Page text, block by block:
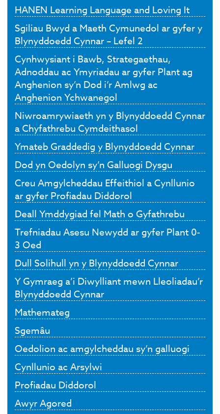
HANEN Learning Language and Loving It
Sgiliau Bwyd a Maeth Cymunedol ar gyfer y
Blynyddoedd Cynnar – Lefel 2
Cynhwysiant i Bawb, Strategaethau,
Adnoddau ac Ymyriadau ar gyfer Plant ag
Anghenion sy’n Dod i’r Amlwg ac
Anghenion Ychwanegol
Niwroamrywiaeth yn y Blynyddoedd Cynnar
a Chyfathrebu Cymdeithasol
Ymateb Graddedig y Blynyddoedd Cynnar
Dod yn Oedolyn sy’n Galluogi Dysgu
Creu Amgylcheddau Effeithiol a Cynllunio
ar gyfer Profiadau Diddorol
Deall Ymddygiad fel Math o Gyfathrebu
Trefniadau Asesu Newydd ar gyfer Plant 0-
3 Oed
Dull Solihull yn y Blynyddoedd Cynnar
Y Gymraeg a’i Diwylliant mewn Lleoliadau’r
Blynyddoedd Cynnar
Mathemateg
Sgemâu
Oedolion ac amgylcheddau sy’n galluogi
Cynllunio ac Arsylwi
Profiadau Diddorol
Awyr Agored